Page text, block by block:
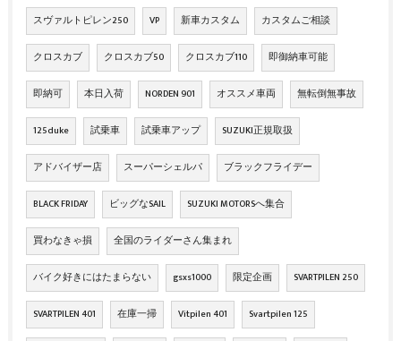
スヴァルトピレン250 VP 新車カスタム カスタムご相談
クロスカブ クロスカブ50 クロスカブ110 即御納車可能
即納可 本日入荷 NORDEN 901 オススメ車両 無転倒無事故
125duke 試乗車 試乗車アップ SUZUKI正規取扱
アドバイザー店 スーパーシェルパ ブラックフライデー
BLACK FRIDAY ビッグなSAIL SUZUKI MOTORSへ集合
買わなきゃ損 全国のライダーさん集まれ
バイク好きにはたまらない gsxs1000 限定企画 SVARTPILEN 250
SVARTPILEN 401 在庫一掃 Vitpilen 401 Svartpilen 125